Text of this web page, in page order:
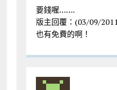
要錢喔…….
版主回覆：(03/09/
也有免費的啊！